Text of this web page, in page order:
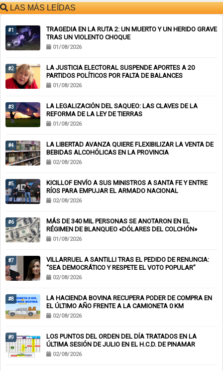
LAS MÁS LEÍDAS
#1
TRAGEDIA EN LA RUTA 2: UN MUERTO Y UN HERIDO GRAVE
TRAS UN VIOLENTO CHOQUE
01/08/2026
#2
LA JUSTICIA ELECTORAL SUSPENDE APORTES A 20
PARTIDOS POLÍTICOS POR FALTA DE BALANCES
01/08/2026
#3
LA LEGALIZACIÓN DEL SAQUEO: LAS CLAVES DE LA
REFORMA DE LA LEY DE TIERRAS
01/08/2026
#4
LA LIBERTAD AVANZA QUIERE FLEXIBILIZAR LA VENTA DE
BEBIDAS ALCOHÓLICAS EN LA PROVINCIA
02/08/2026
#5
KICILLOF ENVÍO A SUS MINISTROS A SANTA FE Y ENTRE
RÍOS PARA EMPUJAR EL ARMADO NACIONAL
02/08/2026
#6
MÁS DE 340 MIL PERSONAS SE ANOTARON EN EL
RÉGIMEN DE BLANQUEO «DÓLARES DEL COLCHÓN»
01/08/2026
#7
VILLARRUEL A SANTILLI TRAS EL PEDIDO DE RENUNCIA:
“SEA DEMOCRÁTICO Y RESPETE EL VOTO POPULAR”
02/08/2026
#8
LA HACIENDA BOVINA RECUPERA PODER DE COMPRA EN
EL ÚLTIMO AÑO FRENTE A LA CAMIONETA 0 KM
02/08/2026
#9
LOS PUNTOS DEL ORDEN DEL DÍA TRATADOS EN LA
ÚLTIMA SESIÓN DE JULIO EN EL H.C.D. DE PINAMAR
02/08/2026